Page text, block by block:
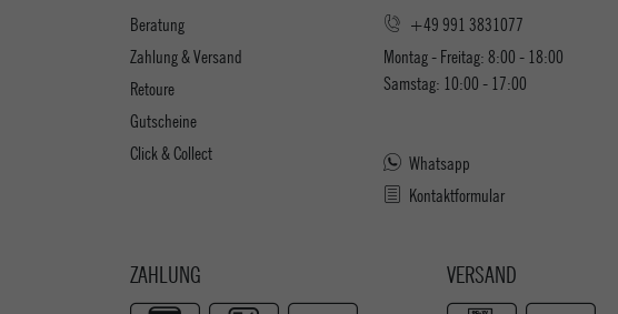
Beratung
Zahlung & Versand
Retoure
Gutscheine
Click & Collect
+49 991 3831077
Montag - Freitag: 8:00 - 18:00
Samstag: 10:00 - 17:00
Whatsapp
Kontaktformular
ZAHLUNG VERSAND